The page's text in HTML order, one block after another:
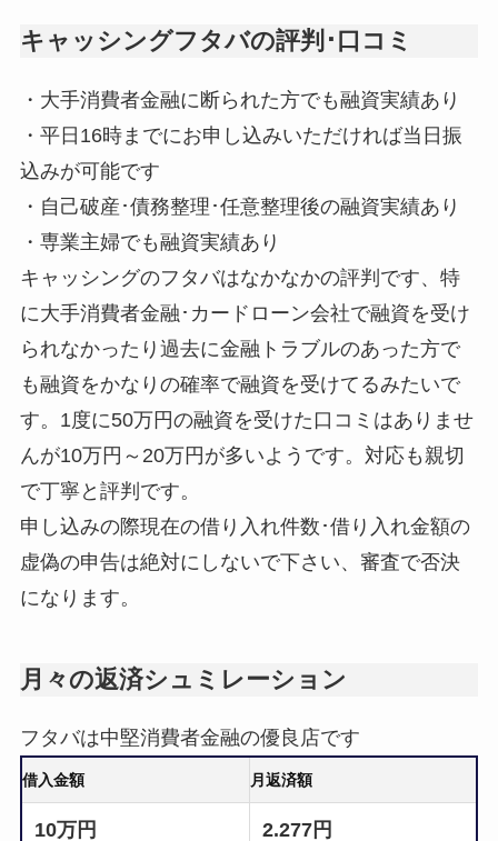
キャッシングフタバの評判･口コミ
・大手消費者金融に断られた方でも融資実績あり
・平日16時までにお申し込みいただければ当日振
込みが可能です
・自己破産･債務整理･任意整理後の融資実績あり
・専業主婦でも融資実績あり
キャッシングのフタバはなかなかの評判です、特
に大手消費者金融･カードローン会社で融資を受け
られなかったり過去に金融トラブルのあった方で
も融資をかなりの確率で融資を受けてるみたいで
す。1度に50万円の融資を受けた口コミはありませ
んが10万円～20万円が多いようです。対応も親切
で丁寧と評判です。
申し込みの際現在の借り入れ件数･借り入れ金額の
虚偽の申告は絶対にしないで下さい、審査で否決
になります。
月々の返済シュミレーション
フタバは中堅消費者金融の優良店です
借入金額 月返済額
10万円 2.277円